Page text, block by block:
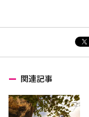
関連記事